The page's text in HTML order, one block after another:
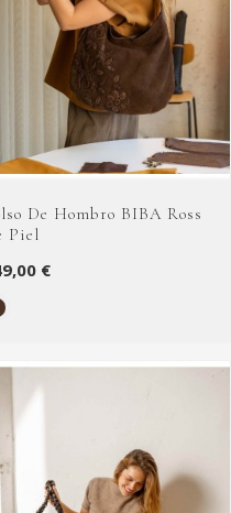
De Hombro BIBA Ross
Piel
€